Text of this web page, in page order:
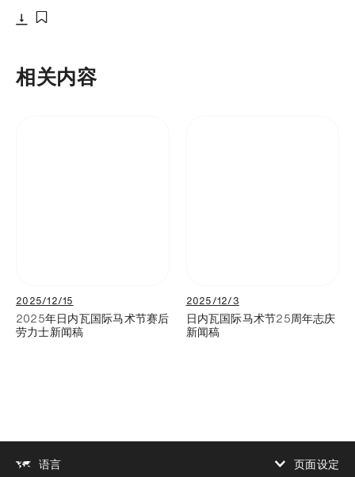
相关内容
2025/12/15
2025年日内瓦国际马术节赛后
劳力士新闻稿
2025/12/3
日内瓦国际马术节25周年志庆
新闻稿
语言
页面设定